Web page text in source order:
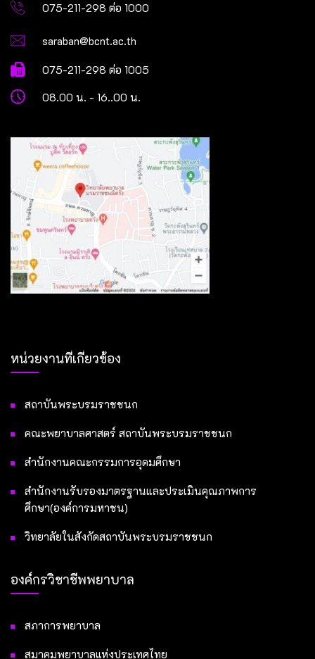
075-211-298 ต่อ 1000
saraban@bcnt.ac.th
075-211-298 ต่อ 1005
08.00 น. - 16..00 น.
หน่วยงานที่เกี่ยวข้อง
สถาบันพระบรมราชชนก
คณะพยาบาลศาสตร์ สถาบันพระบรมราชชนก
สำนักงานคณะกรรมการอุดมศึกษา
สำนักงานรับรองมาตรฐานและประเมินคุณภาพการ
ศึกษา(องค์การมหาชน)
วิทยาลัยในสังกัดสถาบันพระบรมราชชนก
องค์กรวิชาชีพพยาบาล
สภาการพยาบาล
สมาคมพยาบาลแห่งประเทศไทย